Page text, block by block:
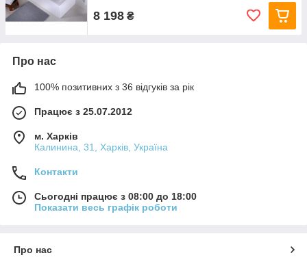
8 198 ₴
Про нас
100% позитивних з 36 відгуків за рік
Працює з 25.07.2012
м. Харків
Калинина, 31, Харків, Україна
Контакти
Сьогодні працює з 08:00 до 18:00
Показати весь графік роботи
Про нас